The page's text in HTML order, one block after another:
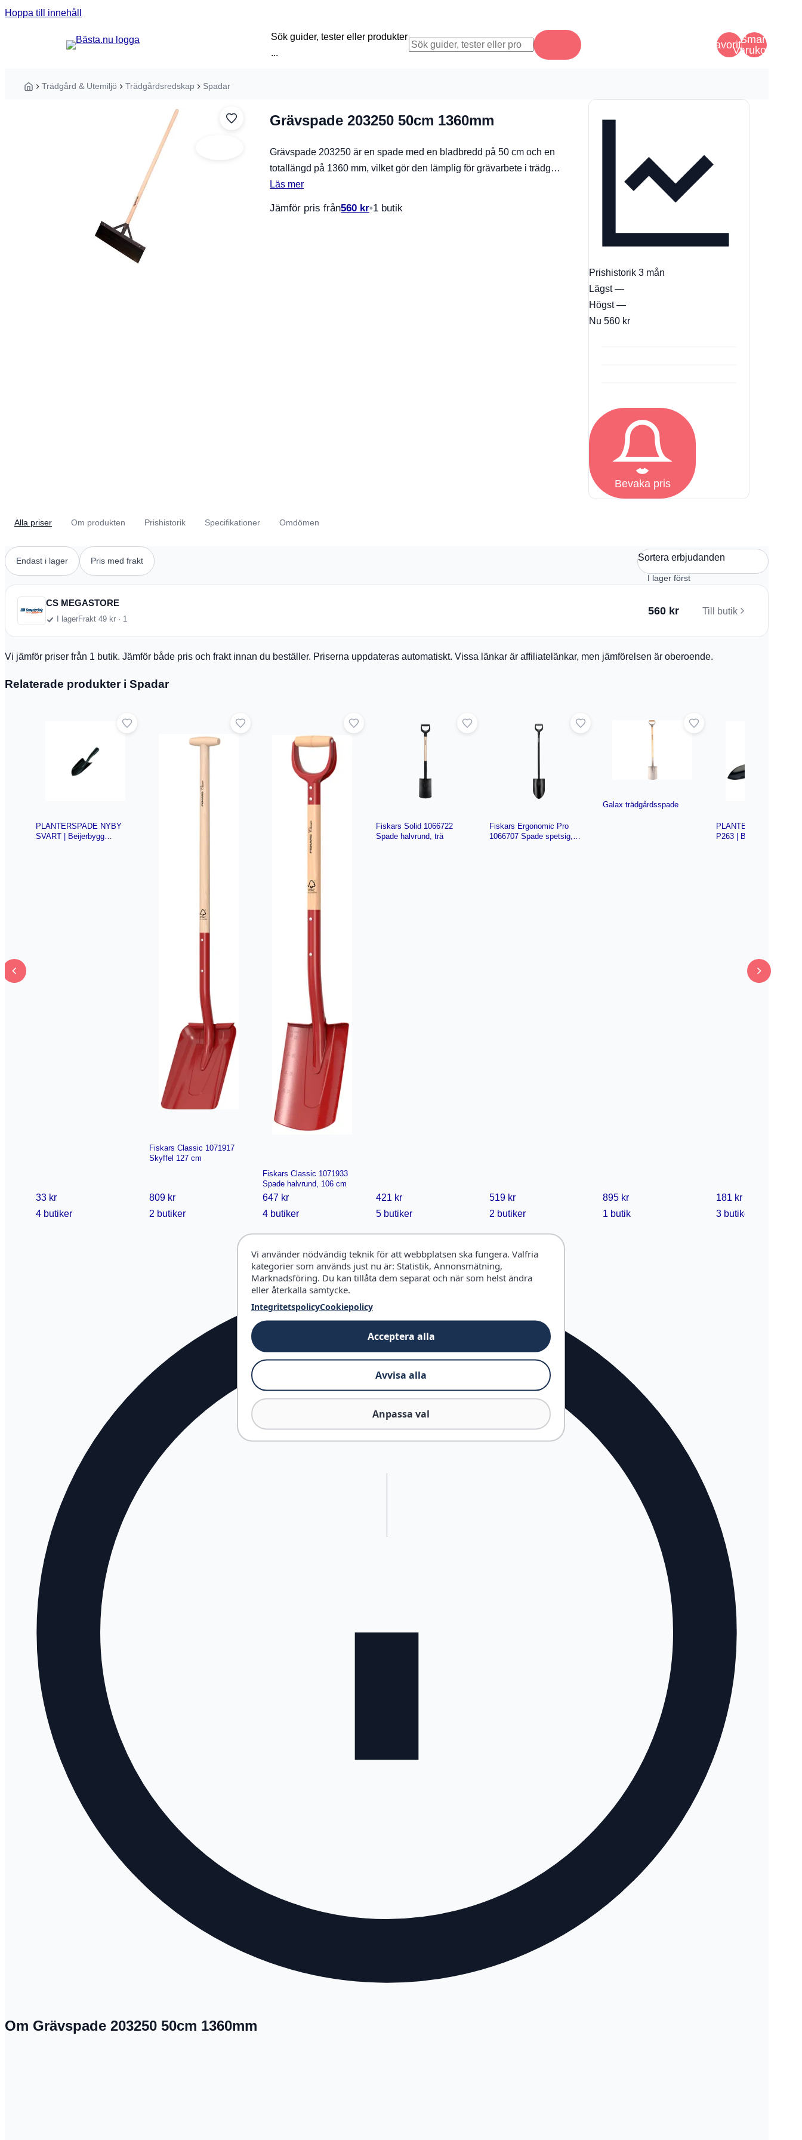
Vi använder nödvändig teknik för att webbplatsen ska fungera. Valfria
kategorier som används just nu är: Statistik, Annonsmätning,
Marknadsföring. Du kan tillåta dem separat och när som helst ändra
eller återkalla samtycke.
IntegritetspolicyCookiepolicy
Acceptera alla
Avvisa alla
Anpassa val
Hoppa till innehåll
Sök guider, tester eller produkter
...
FavoriterSmart
Varukorg
Sök guider, tester eller produkter ...
Hem
Trädgård & Utemiljö Trädgårdsredskap Spadar
Grävspade 203250 50cm 1360mm
Grävspade 203250 är en spade med en bladbredd på 50 cm och en
totallängd på 1360 mm, vilket gör den lämplig för grävarbete i trädg…
Läs mer
Jämför pris från560 kr 1 butik
Prishistorik 3 mån
Lägst —
Högst —
Nu 560 kr
Bevaka pris
Alla priser Om produkten Prishistorik Specifikationer Omdömen
Endast i lager Pris med frakt Sortera erbjudanden
CS MEGASTORE
I lagerFrakt 49 kr · 1
560 kr Till butik
Vi jämför priser från 1 butik. Jämför både pris och frakt innan du beställer. Priserna uppdateras automatiskt. Vissa länkar är affiliatelänkar, men jämförelsen är oberoende.
Relaterade produkter i Spadar
PLANTERSPADE NYBY
SVART | Beijerbygg
33 kr
4 butiker
Fiskars Classic 1071917
Skyffel 127 cm
809 kr
2 butiker
Fiskars Classic 1071933
Spade halvrund, 106 cm
647 kr
4 butiker
Fiskars Solid 1066722
Spade halvrund, trä
421 kr
5 butiker
Fiskars Ergonomic Pro
1066707 Spade spetsig,
519 kr
2 butiker
Galax trädgårdsspade
895 kr
1 butik
PLANTERINGSSPADE
P263 | Beijerbygg
181 kr
3 butiker
Om Grävspade 203250 50cm 1360mm